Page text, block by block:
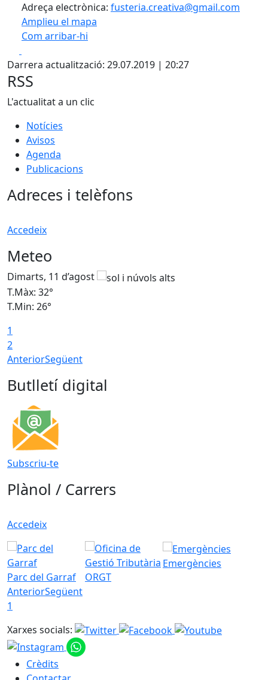
Adreça electrònica: fusteria.creativa@gmail.com
Amplieu el mapa
Com arribar-hi
+
−
Darrera actualització: 29.07.2019 | 20:27
RSS
L'actualitat a un clic
Notícies
Avisos
Agenda
Publicacions
Adreces i telèfons
Accedeix
Meteo
Dimarts, 11 d’agost
T.Màx: 32°
T.Min: 26°
1
2
AnteriorSegüent
Butlletí digital
Subscriu-te
Plànol / Carrers
Accedeix
Parc del Garraf ORGT
Emergències
AnteriorSegüent
1
Xarxes socials:
Crèdits